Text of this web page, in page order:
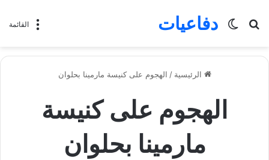
القائمة دفاعيات
بحث
الوضع
الرئيسية / الهجوم على كنيسة مارمينا بحلوان
الهجوم على كنيسة
مارمينا بحلوان